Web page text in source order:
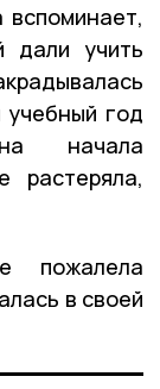
вспоминает,
дали учить
учебный год
начала
растеряла,
пожалела
в своей